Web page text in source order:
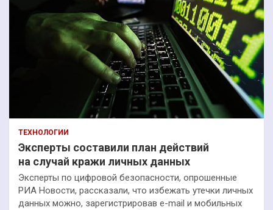
ТЕХНОЛОГИИ
Эксперты составили план действий
на случай кражи личных данных
Эксперты по цифровой безопасности, опрошенные
РИА Новости, рассказали, что избежать утечки личных
данных можно, зарегистрировав e-mail и мобильных